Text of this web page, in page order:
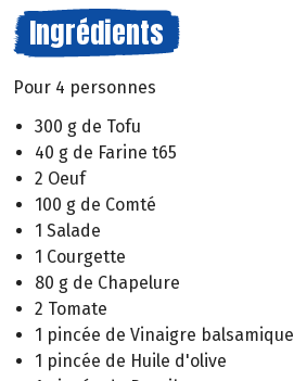
Ingrédients
Pour 4 personnes
300 g de Tofu
40 g de Farine t65
2 Oeuf
100 g de Comté
1 Salade
1 Courgette
80 g de Chapelure
2 Tomate
1 pincée de Vinaigre balsamique
1 pincée de Huile d'olive